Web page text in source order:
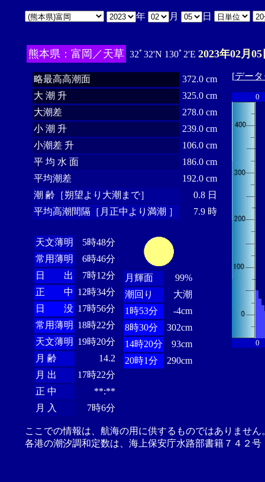
年 月 日
熊本県：富岡／天草 32ﾟ32'N 130ﾟ2'E 2023年02月
略最高高潮面
372.0 cm
大 潮 升
325.0 cm
大潮差
278.0 cm
小 潮 升
239.0 cm
小潮差 升
106.0 cm
平 均 水 面
186.0 cm
平均潮差
192.0 cm
潮 齢［朔望より大潮まで］
0.8 日
平均高潮間隔［月正中より満潮 ］
7.9 時
天文薄明
5時48分
常用薄明
6時46分
日 出
7時12分
正 中 12時34分
日 没 17時56分
常用薄明 18時22分
天文薄明 19時20分
月 齢
14.2
月 出
17時22分
正 中
**:**
月 入
7時6分
月輝面
99%
潮回り
大潮
1時53分
-4cm
8時30分
302cm
14時20分
93cm
20時1分
290cm
[デー
0
0
ここでの情報は、航海の用に供するものではありませ
各港の潮汐調和定数は、海上保安庁水路部書籍７４２